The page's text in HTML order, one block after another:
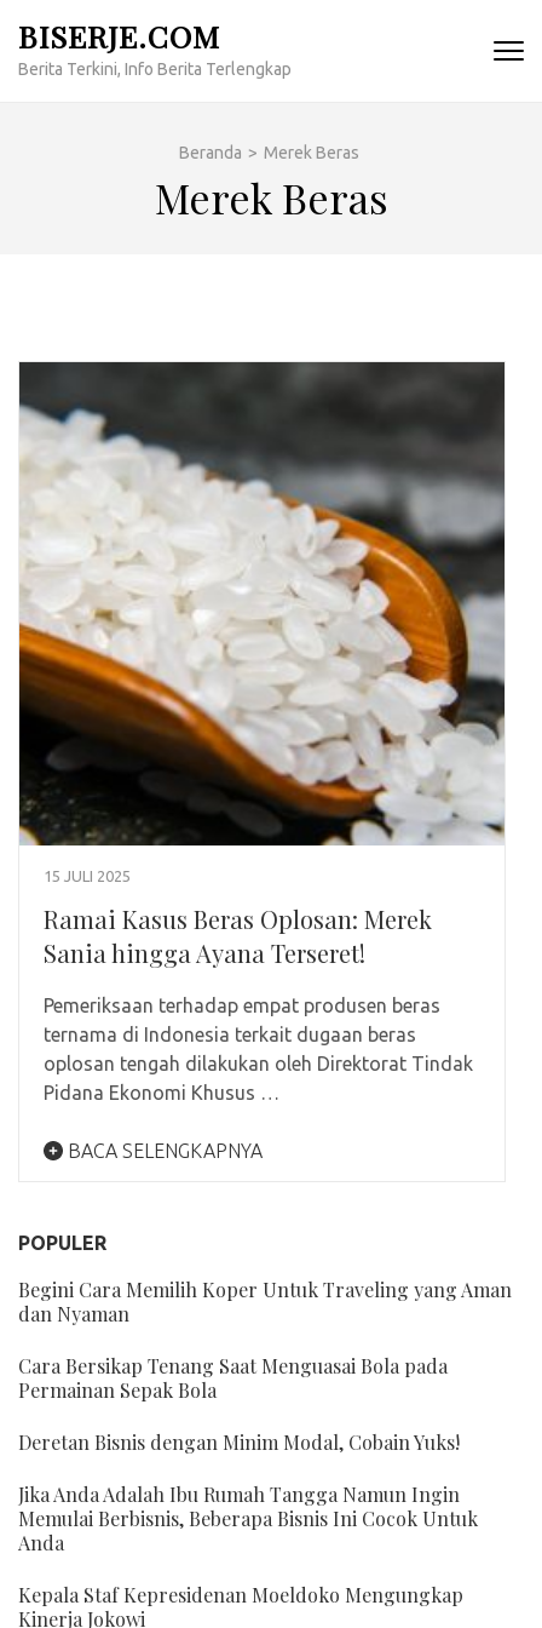
konten
BISERJE.COM
Berita Terkini, Info Berita Terlengkap
Beranda > Merek Beras
Merek Beras
15 JULI 2025
Ramai Kasus Beras Oplosan: Merek
Sania hingga Ayana Terseret!
Pemeriksaan terhadap empat produsen beras
ternama di Indonesia terkait dugaan beras
oplosan tengah dilakukan oleh Direktorat Tindak
Pidana Ekonomi Khusus …
BACA SELENGKAPNYA
POPULER
Begini Cara Memilih Koper Untuk Traveling yang Aman
dan Nyaman
Cara Bersikap Tenang Saat Menguasai Bola pada
Permainan Sepak Bola
Deretan Bisnis dengan Minim Modal, Cobain Yuks!
Jika Anda Adalah Ibu Rumah Tangga Namun Ingin
Memulai Berbisnis, Beberapa Bisnis Ini Cocok Untuk
Anda
Kepala Staf Kepresidenan Moeldoko Mengungkap
Kinerja Jokowi